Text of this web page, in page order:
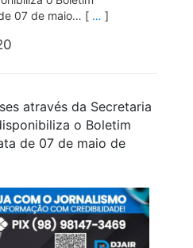
07 de maio… [ … ]
através da Secretaria
o Boletim
de 07 de maio de